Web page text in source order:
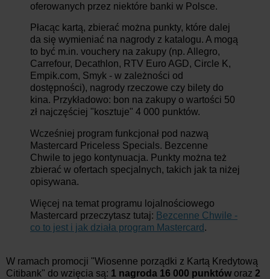
oferowanych przez niektóre banki w Polsce.
Płacąc kartą, zbierać można punkty, które dalej
da się wymieniać na nagrody z katalogu. A mogą
to być m.in. vouchery na zakupy (np. Allegro,
Carrefour, Decathlon, RTV Euro AGD, Circle K,
Empik.com, Smyk - w zależności od
dostępności), nagrody rzeczowe czy bilety do
kina. Przykładowo: bon na zakupy o wartości 50
zł najczęściej "kosztuje" 4 000 punktów.
Wcześniej program funkcjonał pod nazwą
Mastercard Priceless Specials. Bezcenne
Chwile to jego kontynuacja. Punkty można też
zbierać w ofertach specjalnych, takich jak ta niżej
opisywana.
Więcej na temat programu lojalnościowego
Mastercard przeczytasz tutaj: Bezcenne Chwile -
co to jest i jak działa program Mastercard .
W ramach promocji "Wiosenne porządki z Kartą Kredytową
Citibank" do wzięcia są: 1 nagroda 16 000 punktów oraz 2